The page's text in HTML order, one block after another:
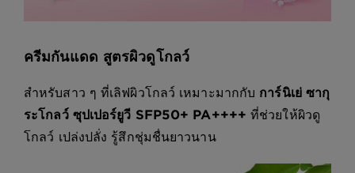
ครีมกันแดด สูตรผิวดูโกลว์
สำหรับสาว ๆ ที่เลิฟผิวโกลว์ เหมาะมากกับ การ์นิเย่ ซากุ
ระโกลว์ ซุปเปอร์ยูวี SFP50+ PA++++ ที่ช่วยให้ผิวดู
โกลว์ เปล่งปลั่ง รู้สึกชุ่มชื่นยาวนาน